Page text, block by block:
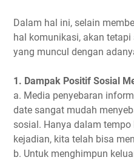
Dalam hal ini, selain
hal komunikasi, akan
yang muncul dengan
1. Dampak Positif Sosial
a. Media penyebaran
date sangat mudah
sosial. Hanya dalam
kejadian, kita telah bisa
b. Untuk menghimpun